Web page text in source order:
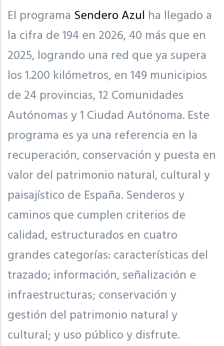
El programa Sendero Azul ha llegado a
la cifra de 194 en 2026, 40 más que en
2025, logrando una red que ya supera
los 1.200 kilómetros, en 149 municipios
de 24 provincias, 12 Comunidades
Autónomas y 1 Ciudad Autónoma. Este
programa es ya una referencia en la
recuperación, conservación y puesta en
valor del patrimonio natural, cultural y
paisajístico de España. Senderos y
caminos que cumplen criterios de
calidad, estructurados en cuatro
grandes categorías: características del
trazado; información, señalización e
infraestructuras; conservación y
gestión del patrimonio natural y
cultural; y uso público y disfrute.